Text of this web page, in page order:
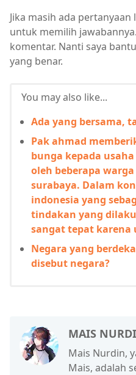
Jika masih ada
untuk memilih
komentar. Nanti saya
yang benar.
You may also like...
Ada yang bersama,
Pak ahmad
bunga kepada
oleh beberapa
surabaya. Dalam
indonesia yang
tindakan yang
sangat tepat karena
Negara yang
disebut negara?
MAIS
Mais Nurdin,
Mais, adalah